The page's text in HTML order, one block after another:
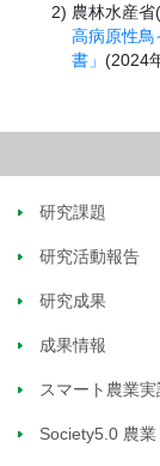
農林水産省
高病原性鳥
書」 (2024
研究課題
研究活動報告
研究成果
成果情報
スマート農業
Society5.0 農